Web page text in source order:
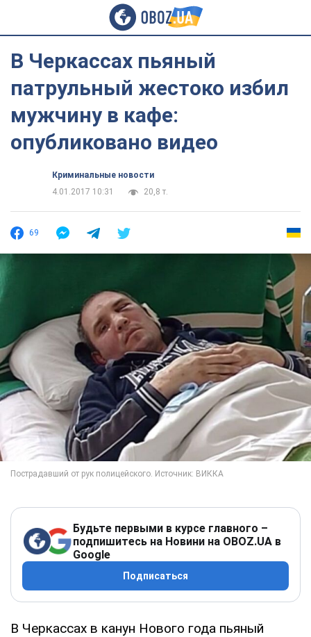
В Черкассах пьяный
патрульный жестоко избил
мужчину в кафе:
опубликовано видео
Криминальные новости
4.01.2017 10:31
20,8 т.
69
Будьте первыми в курсе главного –
подпишитесь на Новини на OBOZ.UA в
Google
Подписаться
В Черкассах в канун Нового года пьяный